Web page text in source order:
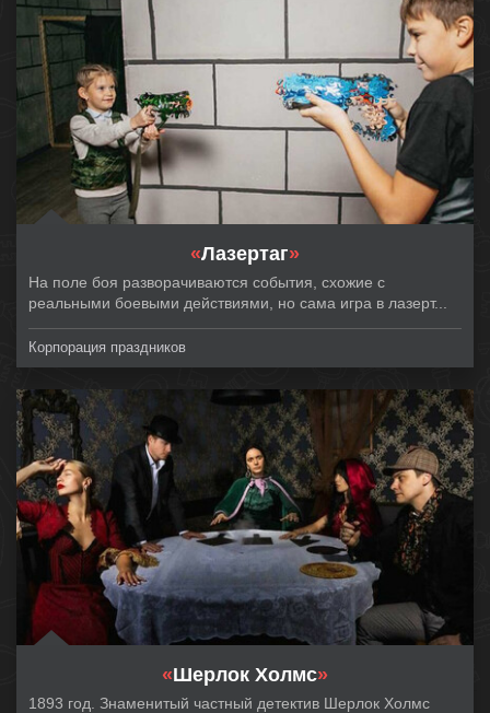
«Лазертаг»
На поле боя разворачиваются события, схожие с
реальными боевыми действиями, но сама игра в лазерт...
Корпорация праздников
«Шерлок Холмс»
1893 год. Знаменитый частный детектив Шерлок Холмс